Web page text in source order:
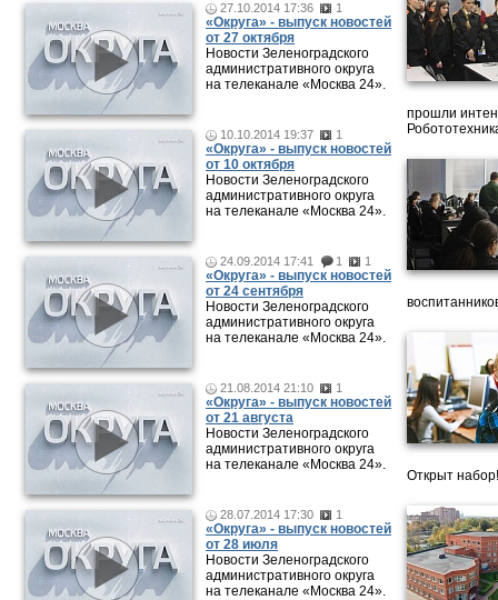
27.10.2014 17:36 1
«Округа» - выпуск новостей
от 27 октября
Новости Зеленоградского
административного округа
на телеканале «Москва 24».
10.10.2014 19:37 1
«Округа» - выпуск новостей
от 10 октября
Новости Зеленоградского
административного округа
на телеканале «Москва 24».
24.09.2014 17:41 1 1
«Округа» - выпуск новостей
от 24 сентября
Новости Зеленоградского
административного округа
на телеканале «Москва 24».
21.08.2014 21:10 1
«Округа» - выпуск новостей
от 21 августа
Новости Зеленоградского
административного округа
на телеканале «Москва 24».
28.07.2014 17:30 1
«Округа» - выпуск новостей
от 28 июля
Новости Зеленоградского
административного округа
на телеканале «Москва 24».
прошли
Открыт набор!